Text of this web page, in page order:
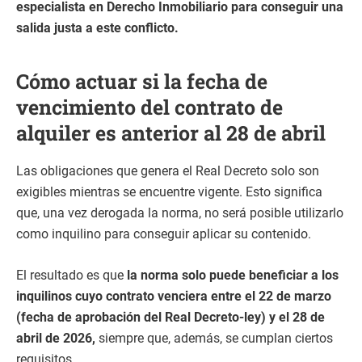
especialista en Derecho Inmobiliario para conseguir una
salida justa a este conflicto.
Cómo actuar si la fecha de
vencimiento del contrato de
alquiler es anterior al 28 de abril
Las obligaciones que genera el Real Decreto solo son
exigibles mientras se encuentre vigente. Esto significa
que, una vez derogada la norma, no será posible utilizarlo
como inquilino para conseguir aplicar su contenido.
El resultado es que la norma solo puede beneficiar a los
inquilinos cuyo contrato venciera entre el 22 de marzo
(fecha de aprobación del Real Decreto-ley) y el 28 de
abril de 2026, siempre que, además, se cumplan ciertos